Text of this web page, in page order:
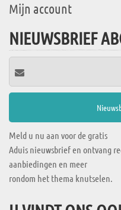
Mijn account
NIEUWSBRIEF
Meld u nu aan voor de gratis
Aduis nieuwsbrief en ontvang
aanbiedingen en meer
rondom het thema knutselen.